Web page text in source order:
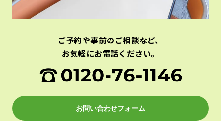
ご予約や事前のご相談など、
お気軽にお電話ください。
お問い合わせフォーム